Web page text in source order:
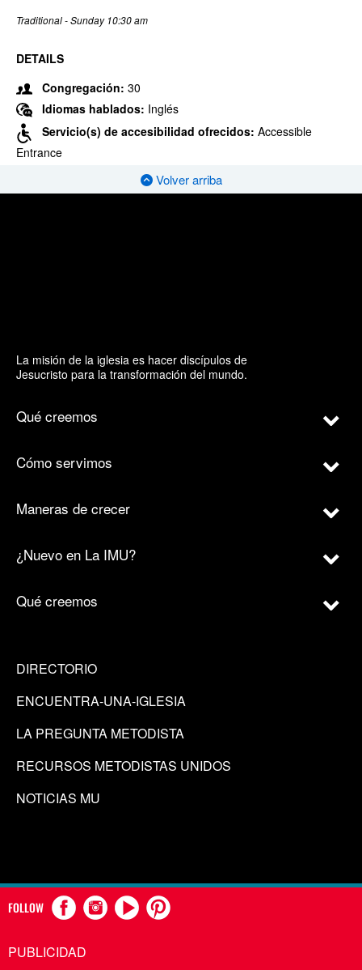
Traditional - Sunday 10:30 am
DETAILS
Congregación: 30
Idiomas hablados: Inglés
Servicio(s) de accesibilidad ofrecidos: Accessible
Entrance
Volver arriba
La misión de la iglesia es hacer discípulos de
Jesucristo para la transformación del mundo.
Qué creemos
Cómo servimos
Maneras de crecer
¿Nuevo en La IMU?
Qué creemos
DIRECTORIO
ENCUENTRA-UNA-IGLESIA
LA PREGUNTA METODISTA
RECURSOS METODISTAS UNIDOS
NOTICIAS MU
FOLLOW
PUBLICIDAD